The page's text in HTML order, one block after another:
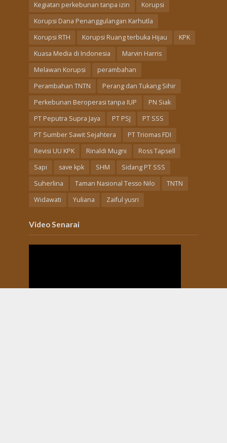
Kegiatan perkebunan tanpa izin
Korupsi
Korupsi Dana Penanggulangan Karhutla
Korupsi RTH
Korupsi Ruang terbuka Hijau
KPK
Kuasa Media di Indonesia
Marvin Harris
Melawan Korupsi
perambahan
Perambahan TNTN
Perang dan Tukang Sihir
Perkebunan Beroperasi tanpa IUP
PN Siak
PT Peputra Supra Jaya
PT PSJ
PT SSS
PT Sumber Sawit Sejahtera
PT Triomas FDI
Revisi UU KPK
Rinaldi Mugni
Ross Tapsell
Sapi
save kpk SHM
Sidang PT SSS
Suherlina
Taman Nasional Tesso Nilo
TNTN
Widawati
Yuliana Zaiful yusri
Video Senarai